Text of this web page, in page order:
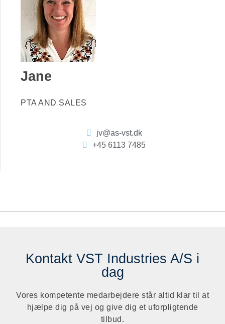
Jane
PTA AND SALES
jv@as-vst.dk
+45 6113 7485
Kontakt VST Industries A/S i
dag
Vores kompetente medarbejdere står altid klar til at
hjælpe dig på vej og give dig et uforpligtende
tilbud.